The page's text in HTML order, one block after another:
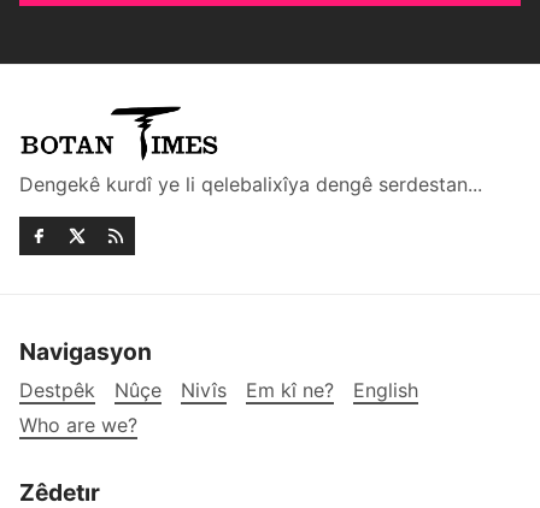
Dengekê kurdî ye li qelebalixîya dengê serdestan...
Navigasyon
Destpêk Nûçe Nivîs Em kî ne?
English
Who are we?
Zêdetır